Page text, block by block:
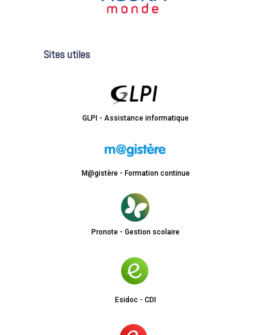
Sites utiles
GLPI - Assistance informatique
M@gistère - Formation continue
Pronote - Gestion scolaire
Esidoc - CDI